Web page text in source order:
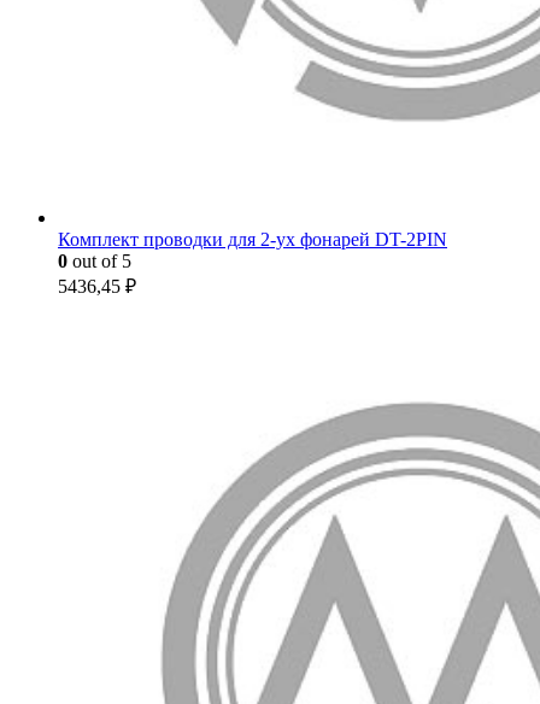
Комплект проводки для 2-ух фонарей DT-2PIN
0 out of 5
5436,45 ₽